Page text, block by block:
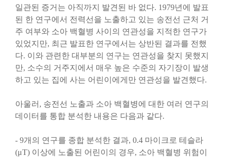
일관된 증거는 아직까지 발견된 바 없다. 1979년에 발표
된 한 연구에서 전력선을 노출하고 있는 송전선 근처 거
주 여부와 소아 백혈병 사이의 연관성을 지적한 연구가
있었지만, 최근 발표한 연구에서는 상반된 결과를 전했
다. 이와 관련한 대부분의 연구는 연관성을 찾지 못했지
만, 소수의 거주지에서 매우 높은 수준의 자기장이 발생
하고 있는 집에 사는 어린이에게만 연관성을 발견했다.
아울러, 송전선 노출과 소아 백혈병에 대한 여러 연구의
데이터를 통합 분석한 내용은 다음과 같다.
- 9개의 연구를 종합 분석한 결과, 0.4 마이크로 테슬라
(μT) 이상에 노출된 어린이의 경우, 소아 백혈병 위험이